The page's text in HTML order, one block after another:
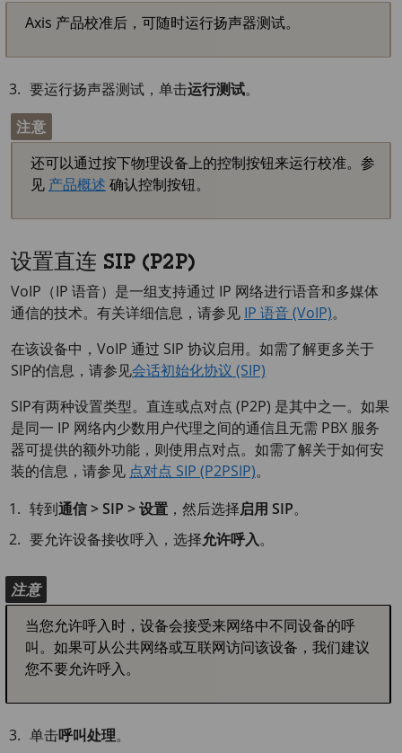
Axis 产品校准后，可随时运行扬声器测试。
要运行扬声器测试，单击运行测试。
注意
还可以通过按下物理设备上的控制按钮来运行校准。参
见 产品概述 确认控制按钮。
设置直连 SIP (P2P)
VoIP（IP 语音）是一组支持通过 IP 网络进行语音和多媒体
通信的技术。有关详细信息，请参见 IP 语音 (VoIP)。
在该设备中，VoIP 通过 SIP 协议启用。如需了解更多关于
SIP的信息，请参见会话初始化协议 (SIP)
SIP有两种设置类型。直连或点对点 (P2P) 是其中之一。如果
是同一 IP 网络内少数用户代理之间的通信且无需 PBX 服务
器可提供的额外功能，则使用点对点。如需了解关于如何安
装的信息，请参见 点对点 SIP (P2PSIP)。
转到通信 > SIP > 设置 ，然后选择启用 SIP。
要允许设备接收呼入，选择允许呼入。
注意
当您允许呼入时，设备会接受来网络中不同设备的呼
叫。如果可从公共网络或互联网访问该设备，我们建议
您不要允许呼入。
单击呼叫处理。